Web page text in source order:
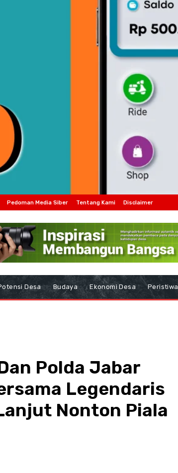
Pedoman Media Siber Tentang Kami Disclaimer
Desa Budaya Ekonomi Desa Peristiwa
Polda Jabar
Legendaris
Nonton Piala